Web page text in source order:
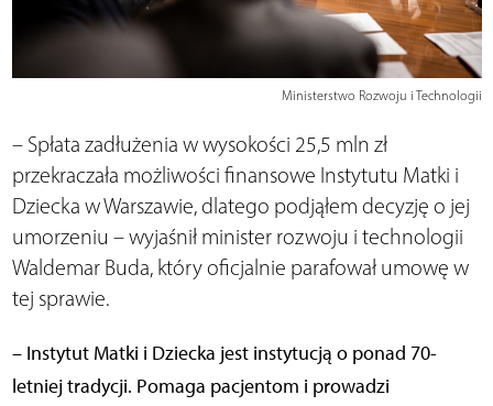
Ministerstwo Rozwoju i Technologii
– Spłata zadłużenia w wysokości 25,5 mln zł
przekraczała możliwości finansowe Instytutu Matki i
Dziecka w Warszawie, dlatego podjąłem decyzję o jej
umorzeniu – wyjaśnił minister rozwoju i technologii
Waldemar Buda, który oficjalnie parafował umowę w
tej sprawie.
– Instytut Matki i Dziecka jest instytucją o ponad 70-
letniej tradycji. Pomaga pacjentom i prowadzi